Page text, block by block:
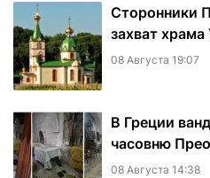
Сторонники
захват
08 Августа 19:07
В Греции
часовню
08 Августа 14:38